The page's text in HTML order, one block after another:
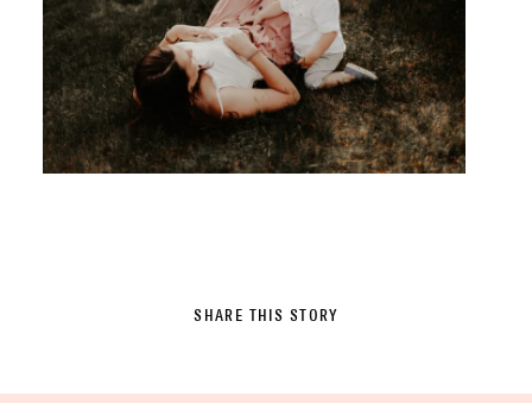
SHARE THIS STORY